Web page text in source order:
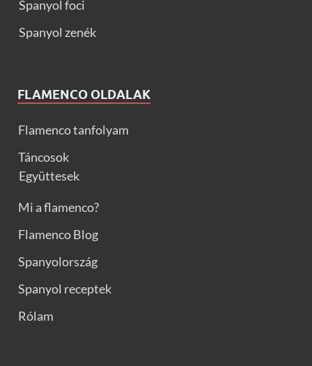
Spanyol foci
Spanyol zenék
FLAMENCO OLDALAK
Flamenco tanfolyam
Táncosok
Együttesek
Mi a flamenco?
Flamenco Blog
Spanyolország
Spanyol receptek
Rólam